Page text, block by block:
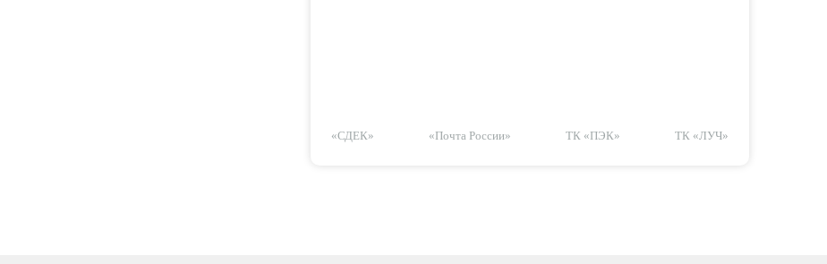
«СДЕК» «Почта России» ТК «ПЭК» ТК «ЛУЧ»